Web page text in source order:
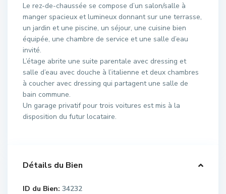
Le rez-de-chaussée se compose d’un salon/salle à
manger spacieux et lumineux donnant sur une terrasse,
un jardin et une piscine, un séjour, une cuisine bien
équipée, une chambre de service et une salle d’eau
invité.
L’étage abrite une suite parentale avec dressing et
salle d’eau avec douche à l’italienne et deux chambres
à coucher avec dressing qui partagent une salle de
bain commune.
Un garage privatif pour trois voitures est mis à la
disposition du futur locataire.
Détails du Bien
ID du Bien: 34232